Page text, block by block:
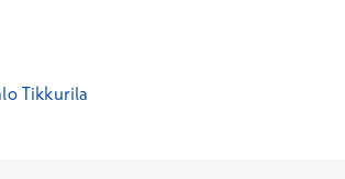
Tikkurila